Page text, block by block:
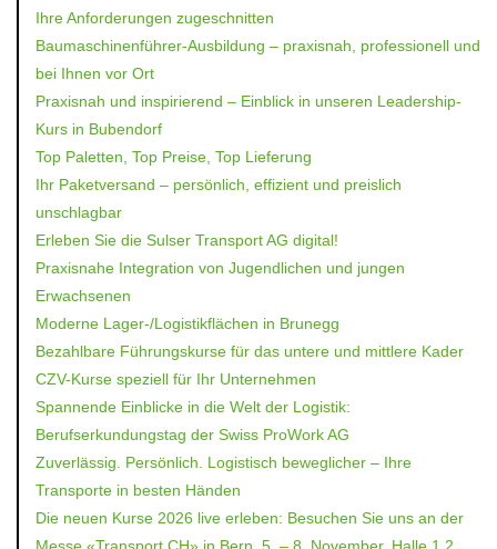
Ihre Anforderungen zugeschnitten
Baumaschinenführer-Ausbildung – praxisnah, professionell und
bei Ihnen vor Ort
Praxisnah und inspirierend – Einblick in unseren Leadership-
Kurs in Bubendorf
Top Paletten, Top Preise, Top Lieferung
Ihr Paketversand – persönlich, effizient und preislich
unschlagbar
Erleben Sie die Sulser Transport AG digital!
Praxisnahe Integration von Jugendlichen und jungen
Erwachsenen
Moderne Lager-/Logistikflächen in Brunegg
Bezahlbare Führungskurse für das untere und mittlere Kader
CZV-Kurse speziell für Ihr Unternehmen
Spannende Einblicke in die Welt der Logistik:
Berufserkundungstag der Swiss ProWork AG
Zuverlässig. Persönlich. Logistisch beweglicher – Ihre
Transporte in besten Händen
Die neuen Kurse 2026 live erleben: Besuchen Sie uns an der
Messe «Transport.CH» in Bern, 5. – 8. November, Halle 1.2,